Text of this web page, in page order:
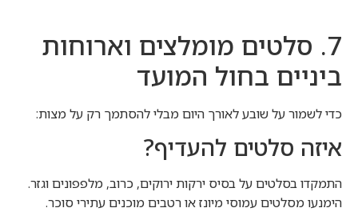
7. סלטים מומלצים וארוחות
ביניים בחול המועד
כדי לשמור על שובע לאורך היום מבלי להסתמך רק על מצות:
איזה סלטים להעדיף?
התמקדו בסלטים על בסיס ירקות ירוקים, כרוב, מלפפונים וגזר.
הימנעו מסלטים עמוסי מיונז או רטבים מוכנים עתירי סוכר.